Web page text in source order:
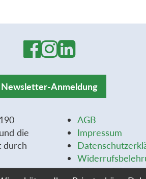
Newsletter-Anmeldung
die
durch
AGB
Impressum